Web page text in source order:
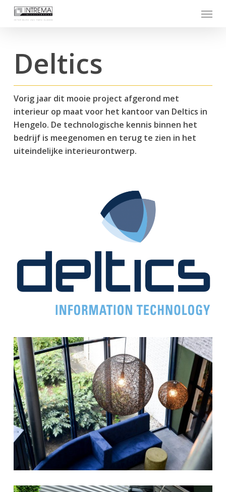
Menu
Deltics
Vorig jaar dit mooie project afgerond met
interieur op maat voor het kantoor van Deltics in
Hengelo. De technologische kennis binnen het
bedrijf is meegenomen en terug te zien in het
uiteindelijke interieurontwerp.